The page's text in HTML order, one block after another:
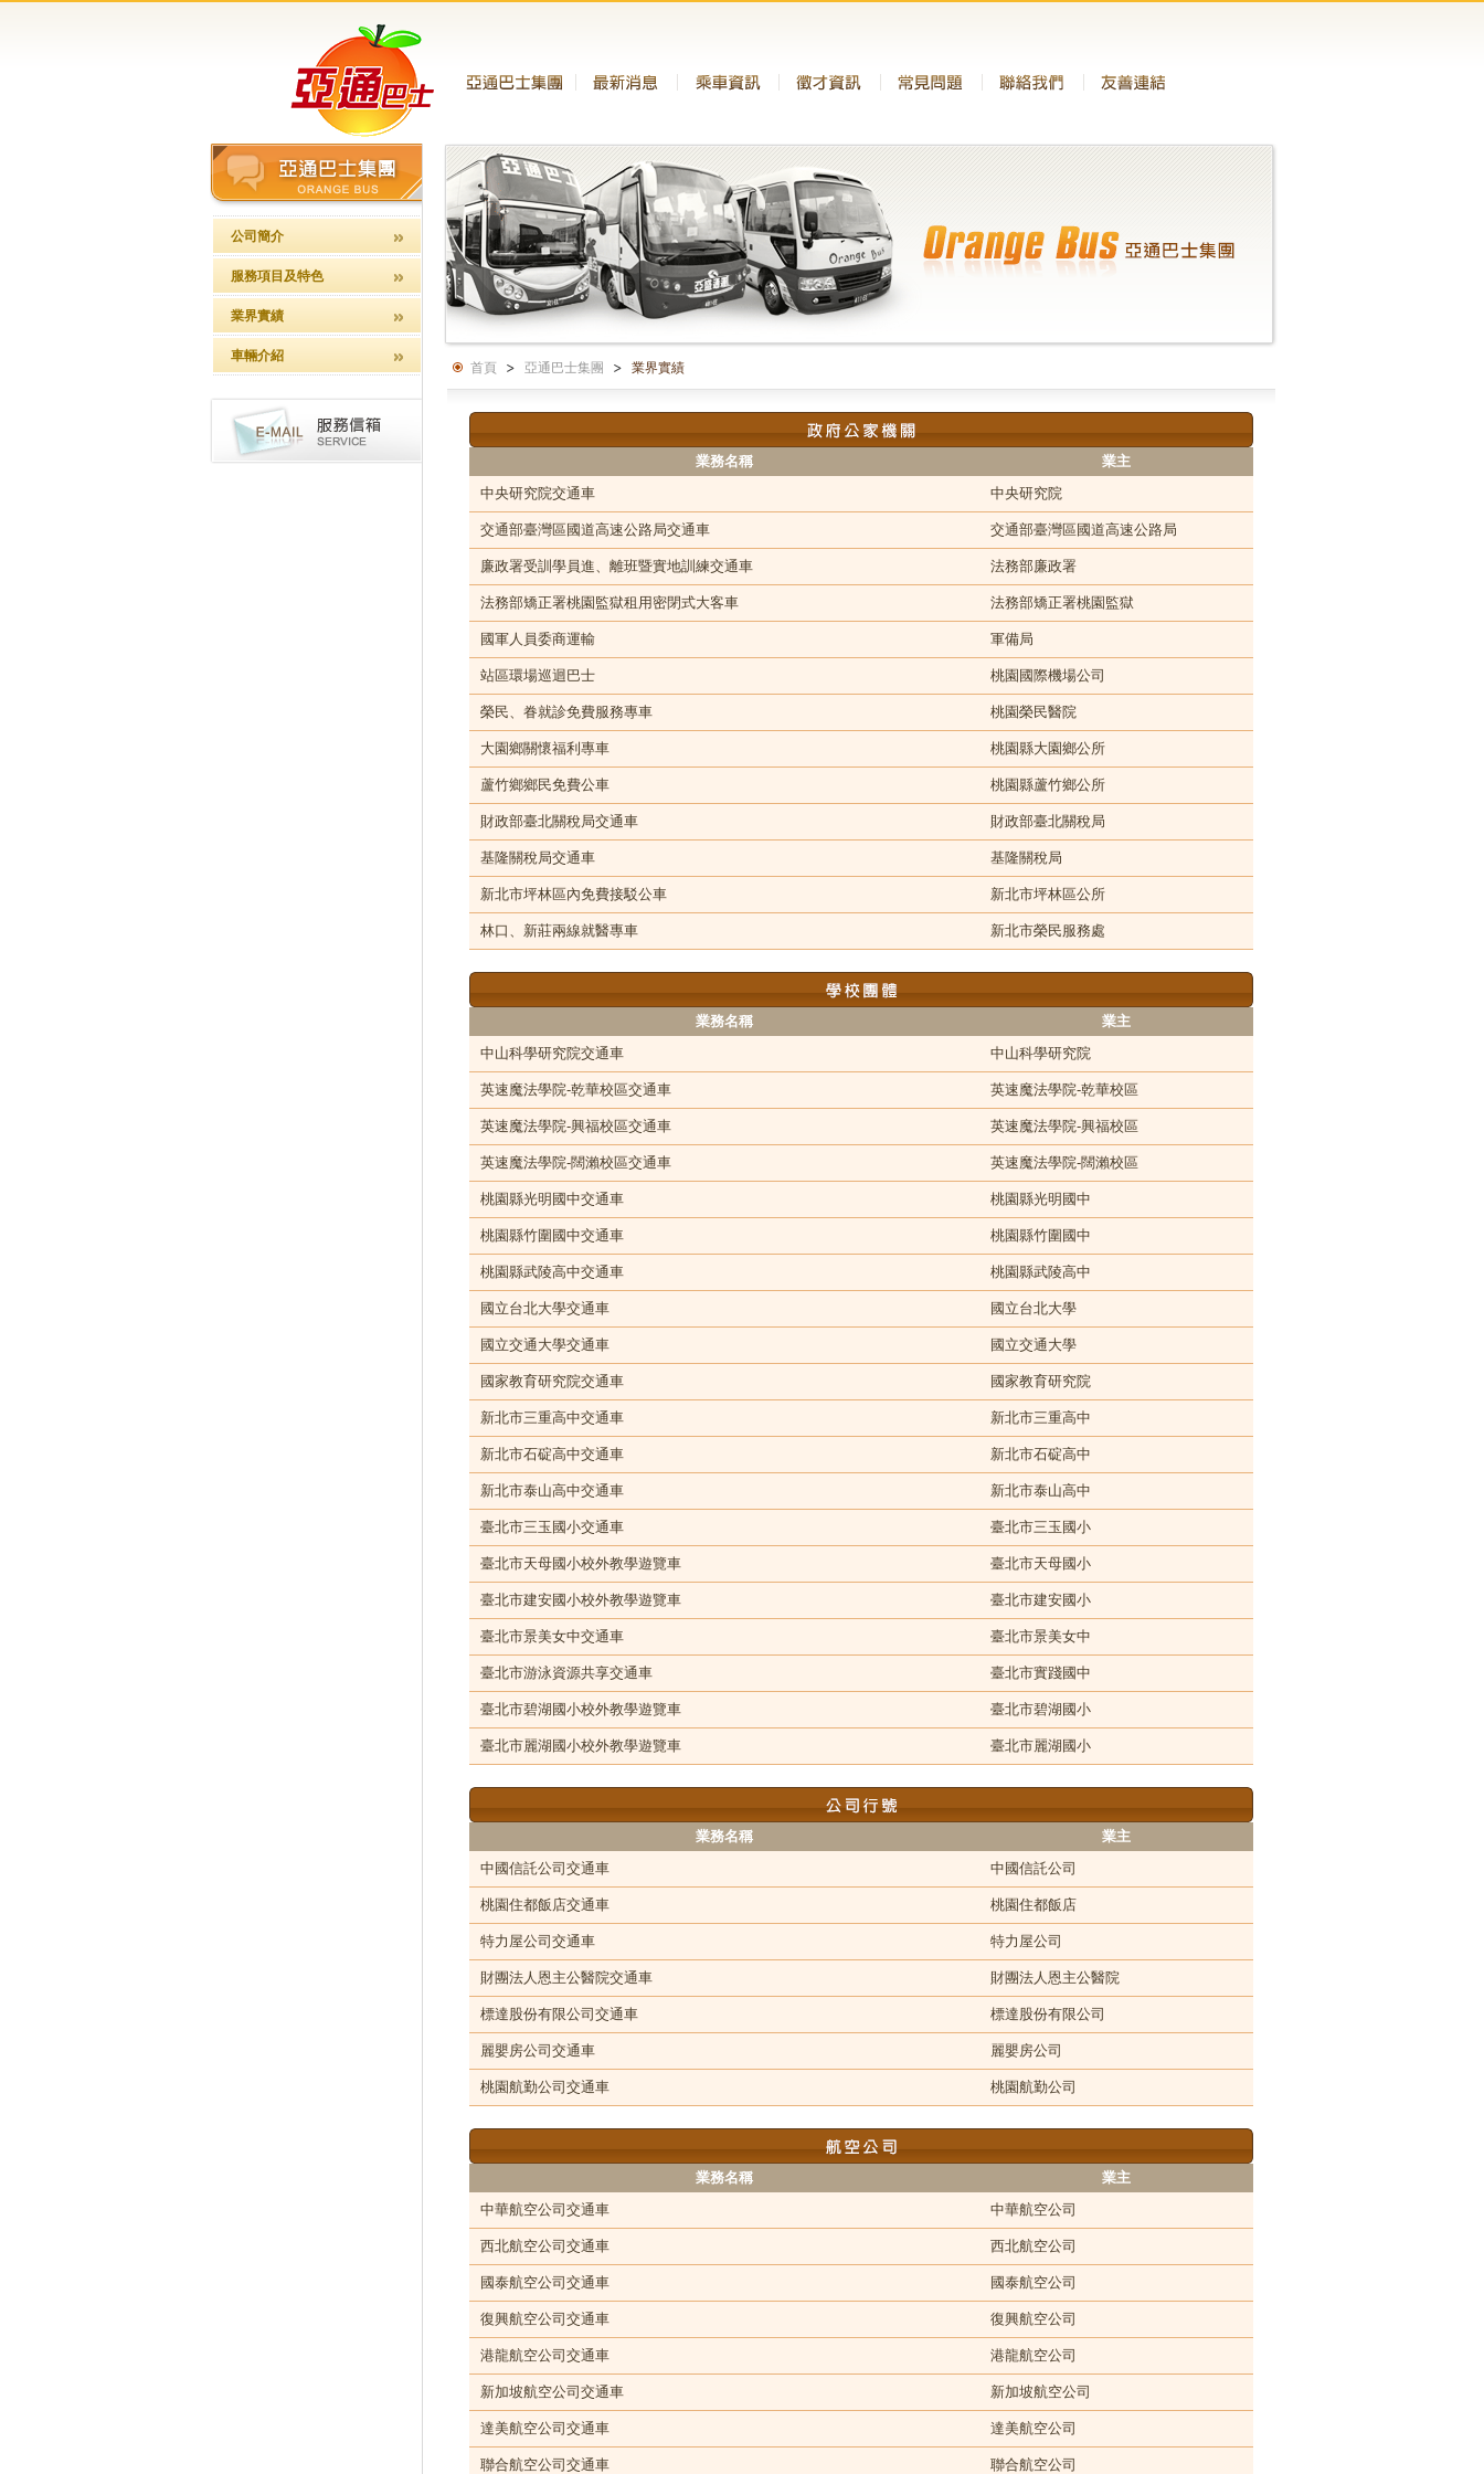
公司簡介
服務項目及特色
業界實績
車輛介紹
首頁 亞通巴士集團 業界實績
業務名稱
業主
中央研究院交通車
中央研究院
交通部臺灣區國道高速公路局交通車 交通部臺灣區國道高速公路局
廉政署受訓學員進、離班暨實地訓練交通車 法務部廉政署
法務部矯正署桃園監獄租用密閉式大客車 法務部矯正署桃園監獄
國軍人員委商運輸 軍備局
站區環場巡迴巴士 桃園國際機場公司
榮民、眷就診免費服務專車 桃園榮民醫院
大園鄉關懷福利專車 桃園縣大園鄉公所
蘆竹鄉鄉民免費公車 桃園縣蘆竹鄉公所
財政部臺北關稅局交通車 財政部臺北關稅局
基隆關稅局交通車 基隆關稅局
新北市坪林區內免費接駁公車 新北市坪林區公所
林口、新莊兩線就醫專車 新北市榮民服務處
業務名稱
業主
中山科學研究院交通車
中山科學研究院
英速魔法學院-乾華校區交通車 英速魔法學院-乾華校區
英速魔法學院-興福校區交通車 英速魔法學院-興福校區
英速魔法學院-闊瀨校區交通車 英速魔法學院-闊瀨校區
桃園縣光明國中交通車 桃園縣光明國中
桃園縣竹圍國中交通車 桃園縣竹圍國中
桃園縣武陵高中交通車 桃園縣武陵高中
國立台北大學交通車 國立台北大學
國立交通大學交通車 國立交通大學
國家教育研究院交通車 國家教育研究院
新北市三重高中交通車 新北市三重高中
新北市石碇高中交通車 新北市石碇高中
新北市泰山高中交通車 新北市泰山高中
臺北市三玉國小交通車 臺北市三玉國小
臺北市天母國小校外教學遊覽車 臺北市天母國小
臺北市建安國小校外教學遊覽車 臺北市建安國小
臺北市景美女中交通車 臺北市景美女中
臺北市游泳資源共享交通車 臺北市實踐國中
臺北市碧湖國小校外教學遊覽車 臺北市碧湖國小
臺北市麗湖國小校外教學遊覽車 臺北市麗湖國小
業務名稱
業主
中國信託公司交通車
中國信託公司
桃園住都飯店交通車 桃園住都飯店
特力屋公司交通車 特力屋公司
財團法人恩主公醫院交通車 財團法人恩主公醫院
標達股份有限公司交通車 標達股份有限公司
麗嬰房公司交通車 麗嬰房公司
桃園航勤公司交通車 桃園航勤公司
業務名稱
業主
中華航空公司交通車
中華航空公司
西北航空公司交通車 西北航空公司
國泰航空公司交通車 國泰航空公司
復興航空公司交通車 復興航空公司
港龍航空公司交通車 港龍航空公司
新加坡航空公司交通車 新加坡航空公司
達美航空公司交通車 達美航空公司
聯合航空公司交通車 聯合航空公司